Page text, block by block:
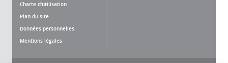
Charte d'utilisation
Plan du site
Données personnelles
Mentions légales